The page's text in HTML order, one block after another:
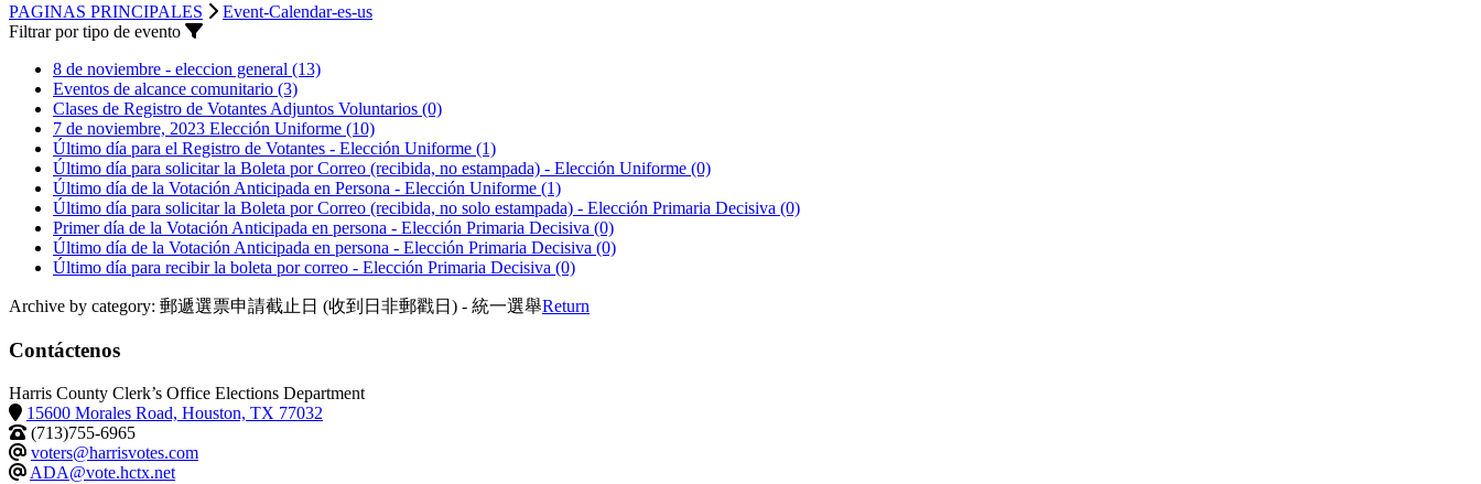
PAGINAS PRINCIPALES
Event-Calendar-es-us
Filtrar por tipo de evento
8 de noviembre - eleccion general (13)
Eventos de alcance comunitario (3)
Clases de Registro de Votantes Adjuntos Voluntarios (0)
7 de noviembre, 2023 Elección Uniforme (10)
Último día para el Registro de Votantes - Elección Uniforme (1)
Último día para solicitar la Boleta por Correo (recibida, no estampada) - Elección Uniforme (0)
Último día de la Votación Anticipada en Persona - Elección Uniforme (1)
Último día para solicitar la Boleta por Correo (recibida, no solo estampada) - Elección Primaria Decisiva (0)
Primer día de la Votación Anticipada en persona - Elección Primaria Decisiva (0)
Último día de la Votación Anticipada en persona - Elección Primaria Decisiva (0)
Último día para recibir la boleta por correo - Elección Primaria Decisiva (0)
Archive by category: 郵遞選票申請截止日 (收到日非郵戳日) - 統一選舉Return
Contáctenos
Harris County Clerk’s Office Elections Department
15600 Morales Road, Houston, TX 77032
(713)755-6965
voters@harrisvotes.com
ADA@vote.hctx.net